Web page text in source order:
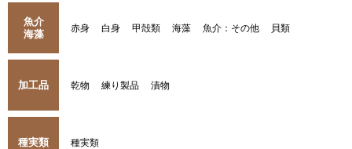
魚介
海藻
赤身 白身 甲殻類 海藻 魚介：その他 貝類
加工品 乾物 練り製品 漬物
種実類 種実類